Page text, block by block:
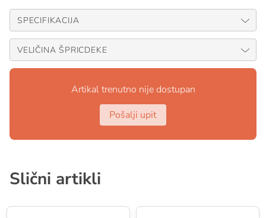
sav otpadni materijal proizveden tokom procesa
oblikovanja kajaka. Miješanjem svih boja koje proizvodi,
svaka ima jedinstvenu boju i uzorak.
SPECIFIKACIJA
VELIČINA ŠPRICDEKE
Artikal trenutno nije dostupan
Pošalji upit
Slični artikli